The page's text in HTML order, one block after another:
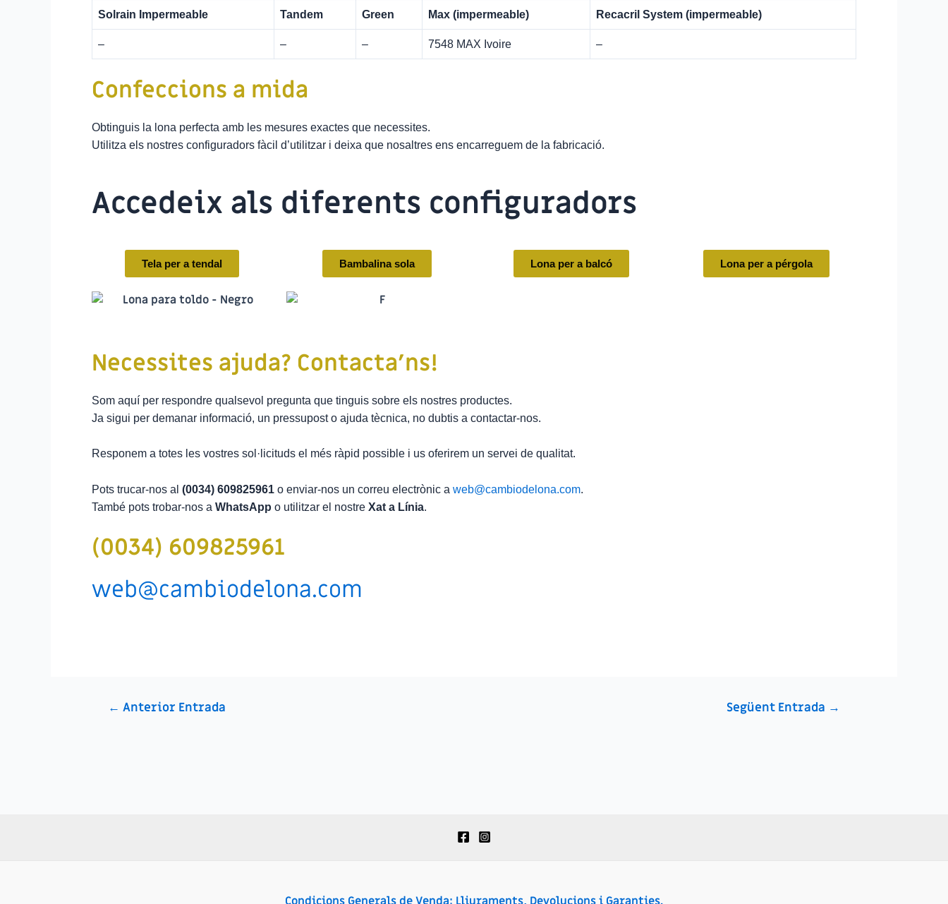
Solrain Impermeable Tandem Green Max (impermeable) Recacril System (impermeable)
– – – 7548 MAX Ivoire –
Confeccions a mida
Obtinguis la lona perfecta amb les mesures exactes que necessites.
Utilitza els nostres configuradors fàcil d’utilitzar i deixa que nosaltres ens encarreguem de la fabricació.
Accedeix als diferents configuradors
Tela per a tendal Bambalina sola Lona per a balcó Lona per a pérgola
Necessites ajuda? Contacta’ns!
Som aquí per respondre qualsevol pregunta que tinguis sobre els nostres productes.
Ja sigui per demanar informació, un pressupost o ajuda tècnica, no dubtis a contactar-nos.
Responem a totes les vostres sol·licituds el més ràpid possible i us oferirem un servei de qualitat.
Pots trucar-nos al (0034) 609825961 o enviar-nos un correu electrònic a web@cambiodelona.com.
També pots trobar-nos a WhatsApp o utilitzar el nostre Xat a Línia.
(0034) 609825961
web@cambiodelona.com
← Anterior Entrada Següent Entrada →